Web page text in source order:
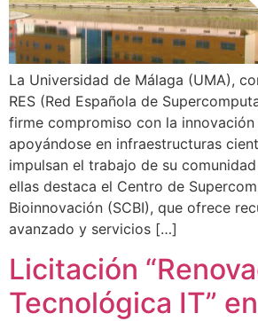
La Universidad de Málaga (UMA),
RES (Red Española de
firme compromiso con la
apoyándose en infraestructuras
impulsan el trabajo de su
ellas destaca el Centro de
Bioinnovación (SCBI), que ofrece
avanzado y servicios […]
Licitación
Tecnológica IT”